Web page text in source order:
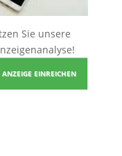
Sie unsere
ANZEIGE EINREICHEN